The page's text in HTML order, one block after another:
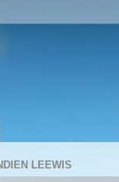
LEEWIS